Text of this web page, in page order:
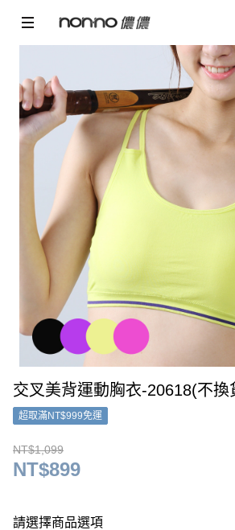
交叉美背運動胸衣-20618(不換
超取滿NT$999免運
NT$1,099
NT$899
請選擇商品選項